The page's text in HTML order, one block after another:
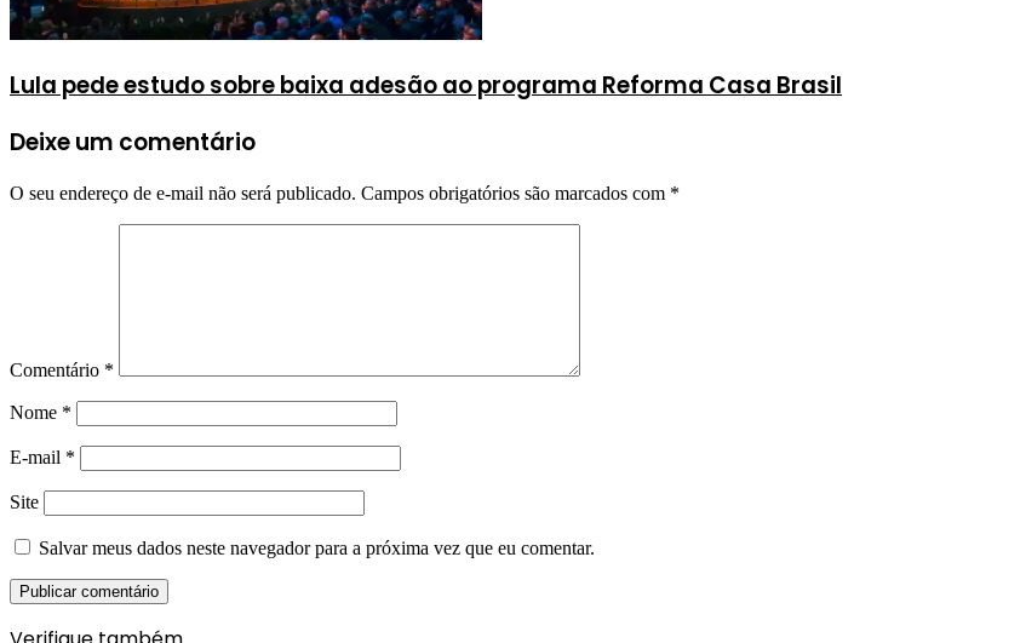
Lula pede estudo sobre baixa adesão ao programa Reforma Casa Brasil
Deixe um comentário
O seu endereço de e-mail não será publicado. Campos obrigatórios são marcados com *
Comentário *
Nome *
E-mail *
Site
Salvar meus dados neste navegador para a próxima vez que eu comentar.